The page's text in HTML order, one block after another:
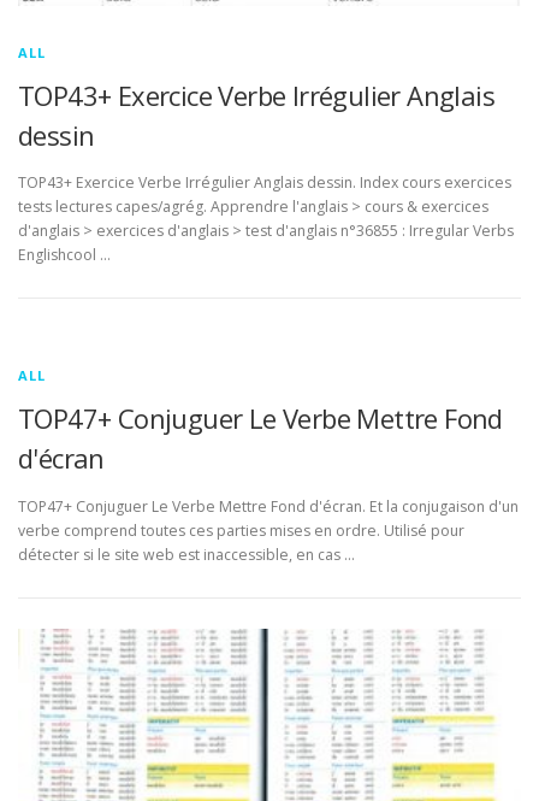
ALL
TOP43+ Exercice Verbe Irrégulier Anglais
dessin
TOP43+ Exercice Verbe Irrégulier Anglais dessin. Index cours exercices
tests lectures capes/agrég. Apprendre l'anglais > cours & exercices
d'anglais > exercices d'anglais > test d'anglais n°36855 : Irregular Verbs
Englishcool …
ALL
TOP47+ Conjuguer Le Verbe Mettre Fond
d'écran
TOP47+ Conjuguer Le Verbe Mettre Fond d'écran. Et la conjugaison d'un
verbe comprend toutes ces parties mises en ordre. Utilisé pour
détecter si le site web est inaccessible, en cas …